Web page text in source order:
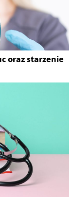
oraz starzenie